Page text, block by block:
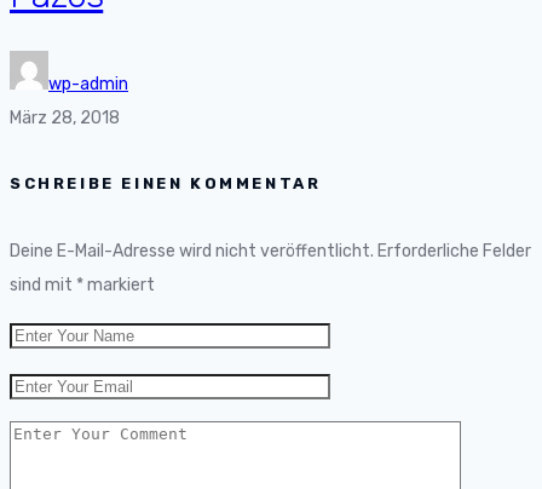
wp-admin
März 28, 2018
SCHREIBE EINEN KOMMENTAR
Deine E-Mail-Adresse wird nicht veröffentlicht. Erforderliche Felder
sind mit *markiert